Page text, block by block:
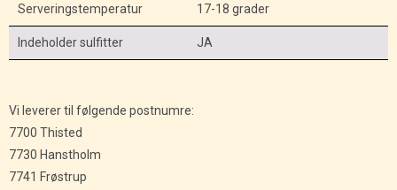
Serveringstemperatur 17-18 grader
Indeholder sulfitter JA
Vi leverer til følgende postnumre:
7700 Thisted
7730 Hanstholm
7741 Frøstrup